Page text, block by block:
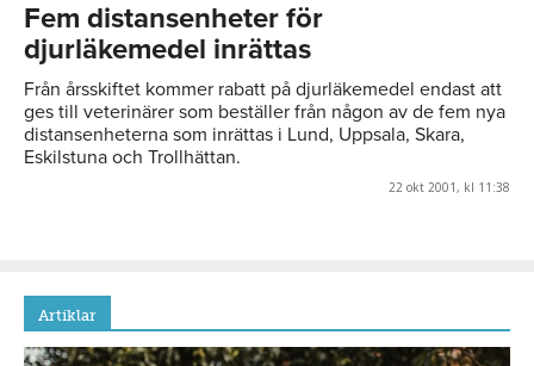
Fem distansenheter för
djurläkemedel inrättas
Från årsskiftet kommer rabatt på djurläkemedel endast att
ges till veterinärer som beställer från någon av de fem nya
distansenheterna som inrättas i Lund, Uppsala, Skara,
Eskilstuna och Trollhättan.
22 okt 2001, kl 11:38
Artiklar